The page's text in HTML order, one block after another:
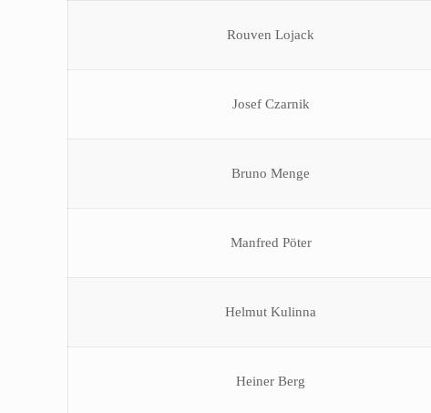
Rouven Lojack
Josef Czarnik
Bruno Menge
Manfred Pöter
Helmut Kulinna
Heiner Berg